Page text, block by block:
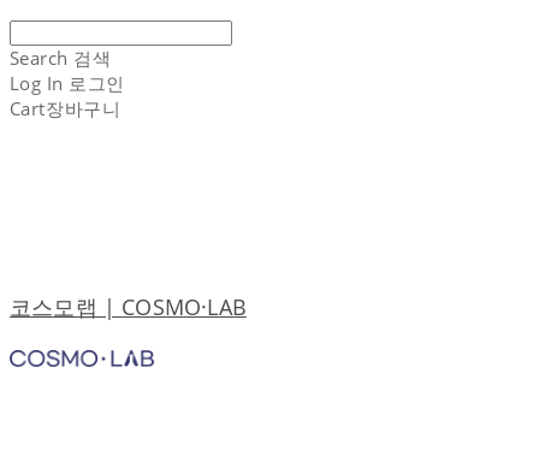
Search 검색
Log In 로그인
Cart장바구니
코스모랩 | COSMO·LAB